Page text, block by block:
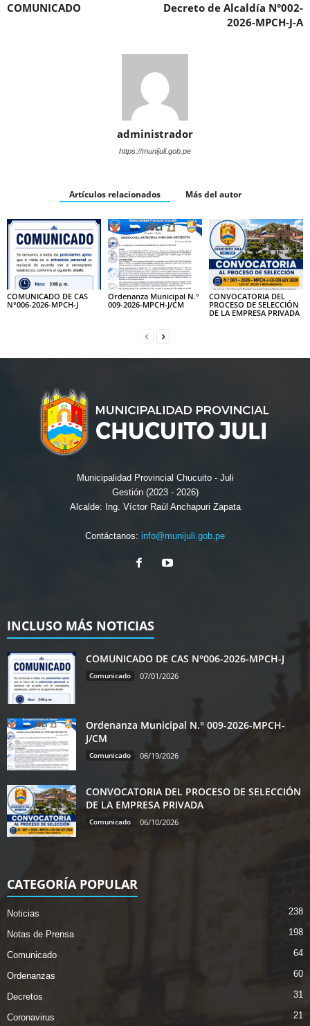
COMUNICADO
Decreto de Alcaldía N°002-
2026-MPCH-J-A
administrador
https://munijuli.gob.pe
Artículos relacionados Más del autor
COMUNICADO DE CAS
N°006-2026-MPCH-J
Ordenanza Municipal N.°
009-2026-MPCH-J/CM
CONVOCATORIA DEL
PROCESO DE SELECCIÓN
DE LA EMPRESA PRIVADA
Municipalidad Provincial Chucuito - Juli
Gestión (2023 - 2026)
Alcalde: Ing. Víctor Raúl Anchapuri Zapata
Contáctanos: info@munijuli.gob.pe
INCLUSO MÁS NOTICIAS
COMUNICADO DE CAS N°006-2026-MPCH-J
Comunicado 07/01/2026
Ordenanza Municipal N.° 009-2026-MPCH-
J/CM
Comunicado 06/19/2026
CONVOCATORIA DEL PROCESO DE SELECCIÓN
DE LA EMPRESA PRIVADA
Comunicado 06/10/2026
CATEGORÍA POPULAR
Noticias 238
Notas de Prensa 198
Comunicado 64
Ordenanzas 60
Decretos 31
Coronavirus 21